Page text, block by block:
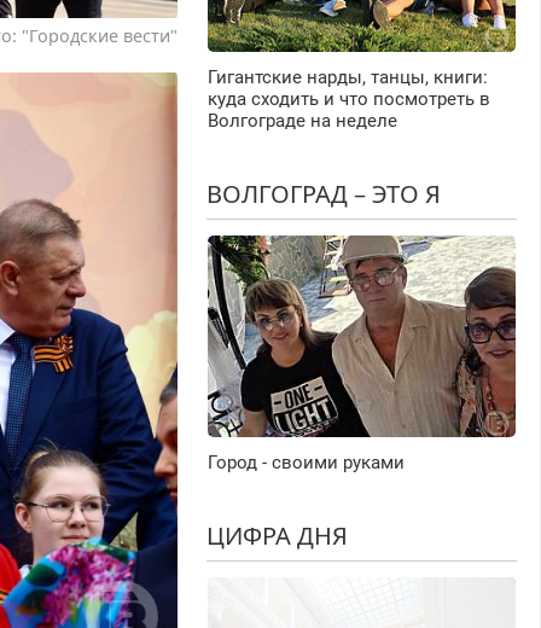
"Городские вести"
Гигантские нарды, танцы, книги:
куда сходить и что посмотреть в
Волгограде на неделе
ВОЛГОГРАД – ЭТО Я
Город - своими руками
ЦИФРА ДНЯ